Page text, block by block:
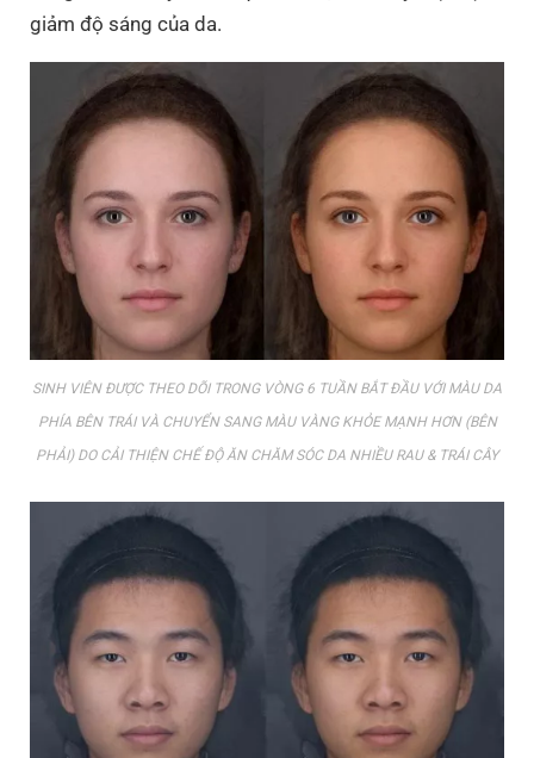
giảm độ sáng của da.
SINH VIÊN ĐƯỢC THEO DÕI TRONG VÒNG 6 TUẦN BẮT ĐẦU VỚI MÀU DA
PHÍA BÊN TRÁI VÀ CHUYỂN SANG MÀU VÀNG KHỎE MẠNH HƠN (BÊN
PHẢI) DO CẢI THIỆN CHẾ ĐỘ ĂN CHĂM SÓC DA NHIỀU RAU & TRÁI CÂY